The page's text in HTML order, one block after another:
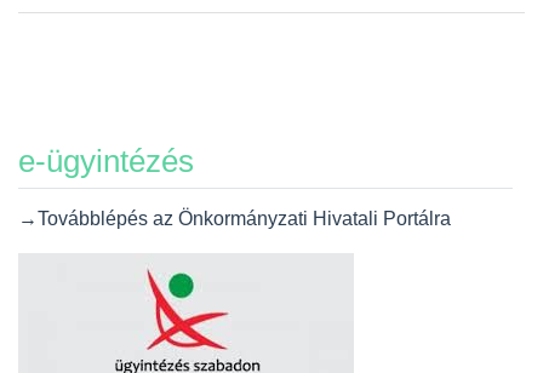
e-ügyintézés
→Továbblépés az Önkormányzati Hivatali Portálra